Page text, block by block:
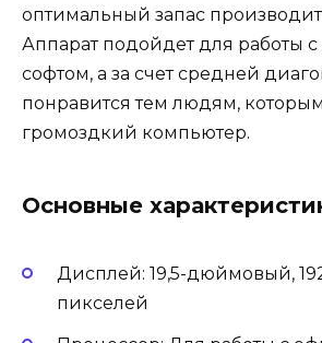
оптимальный запас
Аппарат подойдет для работы
софтом, а за счет средней
понравится тем людям,
громоздкий компьютер.
Основные
Дисплей: 19,5-дюймовый,
пикселей